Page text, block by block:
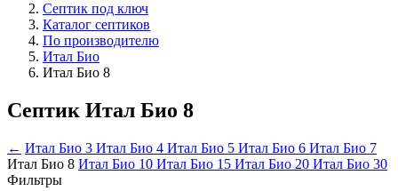
Септик под ключ
Каталог септиков
По производителю
Итал Био
Итал Био 8
Септик Итал Био 8
← Итал Био 3 Итал Био 4 Итал Био 5 Итал Био 6 Итал Био 7
Итал Био 8 Итал Био 10 Итал Био 15 Итал Био 20 Итал Био 30
Фильтры